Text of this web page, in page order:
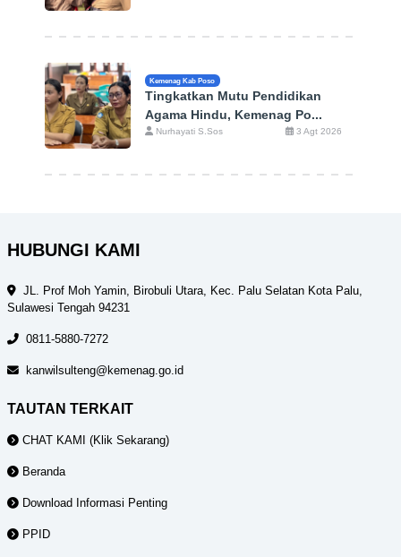
Kemenag Kab Poso
Tingkatkan Mutu Pendidikan
Agama Hindu, Kemenag Po...
Nurhayati S.Sos 3 Agt 2026
HUBUNGI KAMI
JL. Prof Moh Yamin, Birobuli Utara, Kec. Palu Selatan Kota Palu,
Sulawesi Tengah 94231
0811-5880-7272
kanwilsulteng@kemenag.go.id
TAUTAN TERKAIT
CHAT KAMI (Klik Sekarang)
Beranda
Download Informasi Penting
PPID